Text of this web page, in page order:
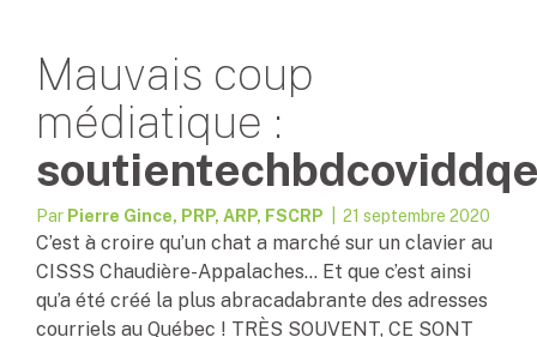
Mauvais coup
médiatique :
Par Pierre Gince, PRP, ARP, FSCRP | 21 septembre 2020
C’est à croire qu’un chat a marché sur un clavier au
CISSS Chaudière-Appalaches… Et que c’est ainsi
qu’a été créé la plus abracadabrante des adresses
courriels au Québec ! TRÈS SOUVENT, CE SONT